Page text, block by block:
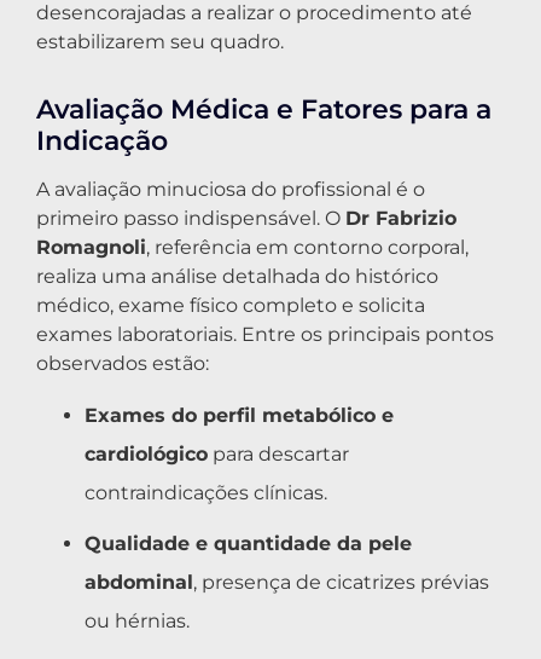
desencorajadas a realizar o procedimento até
estabilizarem seu quadro.
Avaliação Médica e Fatores para a
Indicação
A avaliação minuciosa do profissional é o
primeiro passo indispensável. O Dr Fabrizio
Romagnoli, referência em contorno corporal,
realiza uma análise detalhada do histórico
médico, exame físico completo e solicita
exames laboratoriais. Entre os principais pontos
observados estão:
Exames do perfil metabólico e
cardiológico para descartar
contraindicações clínicas.
Qualidade e quantidade da pele
abdominal, presença de cicatrizes prévias
ou hérnias.